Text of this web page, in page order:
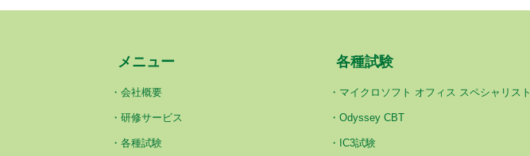
メニュー
会社概要
研修サービス
各種試験
各種試験
マイクロソフト オフィス スペシャリスト
Odyssey CBT
IC3試験